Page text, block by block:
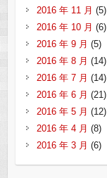
2016 年 11 月 (5)
2016 年 10 月 (6)
2016 年 9 月 (5)
2016 年 8 月 (14)
2016 年 7 月 (14)
2016 年 6 月 (21)
2016 年 5 月 (12)
2016 年 4 月 (8)
2016 年 3 月 (6)